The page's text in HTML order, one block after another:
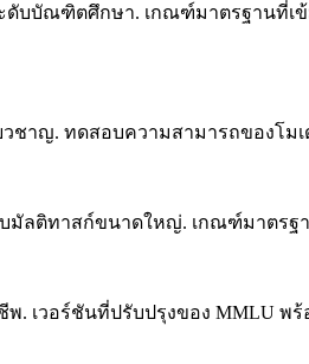
ดับบัณฑิตศึกษา. เกณฑ์มาตรฐานที่เข้
วชาญ. ทดสอบความสามารถของโมเ
มัลติทาสก์ขนาดใหญ่. เกณฑ์มาตรฐ
พ. เวอร์ชันที่ปรับปรุงของ MMLU พ